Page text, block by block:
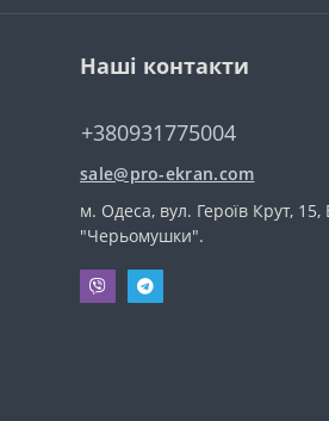
Наші контакти
+380931775004
sale@pro-ekran.com
м. Одеса, вул. Героїв Крут, 15,
"Черьомушки".